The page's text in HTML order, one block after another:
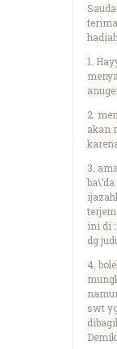
1.
2.
akan
3.
ini di
dg
4.
swt